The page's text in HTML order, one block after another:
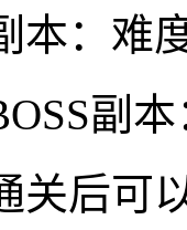
本：难
副
关后可